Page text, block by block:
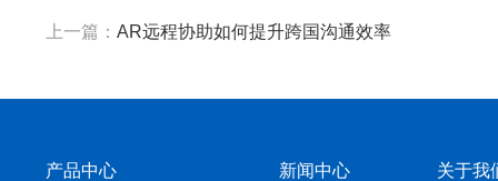
上一篇： AR远程协助如何提升跨国沟通效率
产品中心 新闻中心 关于我